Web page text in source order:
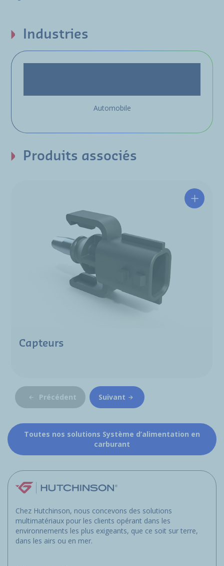
Industries
Automobile
Produits associés
Capteurs
Précédent Suivant
Toutes nos solutions Système d’alimentation en
carburant
Chez Hutchinson, nous concevons des solutions
multimatériaux pour les clients opérant dans les
environnements les plus exigeants, que ce soit sur terre,
dans les airs ou en mer.